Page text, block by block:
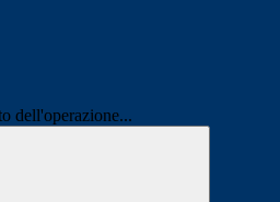
dell'operazione...